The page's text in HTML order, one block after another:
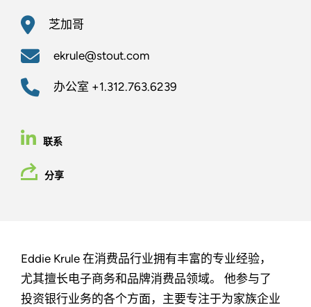
芝加哥
ekrule@stout.com
办公室 +1.312.763.6239
联系
分享
Eddie Krule 在消费品行业拥有丰富的专业经验，
尤其擅长电子商务和品牌消费品领域。 他参与了
投资银行业务的各个方面，主要专注于为家族企业